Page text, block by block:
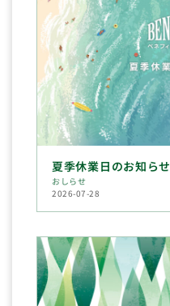
夏季休業日のお知らせ
おしらせ
2026-07-28